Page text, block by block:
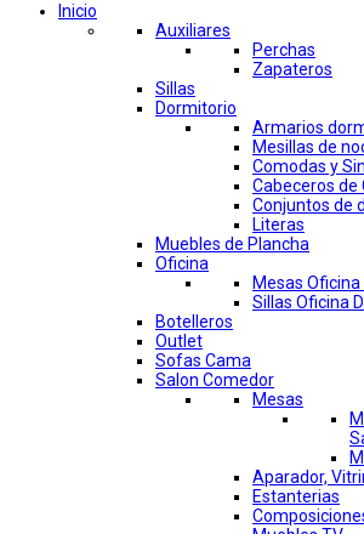
Inicio
Auxiliares
Perchas
Zapateros
Sillas
Dormitorio
Armarios
Mesillas de
Comodas y
Cabeceros de
Conjuntos de
Literas
Muebles de Plancha
Oficina
Mesas
Sillas Oficina
Botelleros
Outlet
Sofas Cama
Salon Comedor
Mesas
Aparador,
Estanterias